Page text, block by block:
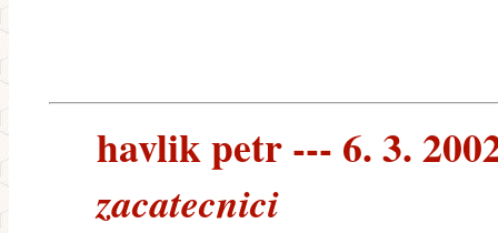
havlik petr --- 6. 3.
zacatecnici